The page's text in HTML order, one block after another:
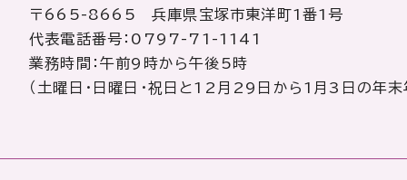
〒665-8665 兵庫県宝塚市東洋町1番1号
代表電話番号：0797-71-1141
業務時間：午前9時から午後5時
（土曜日・日曜日・祝日と12月29日から1月3日の年末